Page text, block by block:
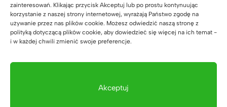
zainteresowań. Klikając przycisk Akceptuj lub po prostu kontynuując
korzystanie z naszej strony internetowej, wyrażają Państwo zgodę na
używanie przez nas plików cookie. Możesz odwiedzić naszą stronę z
polityką dotyczącą plików cookie, aby dowiedzieć się więcej na ich temat -
i w każdej chwili zmienić swoje preferencje.
Akceptuj
Biurowa komoda na